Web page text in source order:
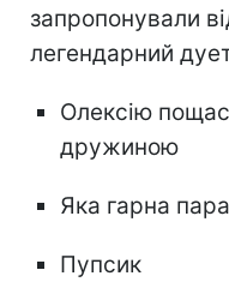
запропонували
легендарний
Олексію
дружиною
Яка гарна пара
Пупсик